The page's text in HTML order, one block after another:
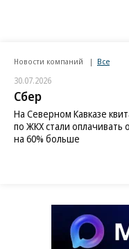
Новости компаний Все
30.07.2026
Сбер
На Северном Кавказе
по ЖКХ стали оплачивать
на 60% больше